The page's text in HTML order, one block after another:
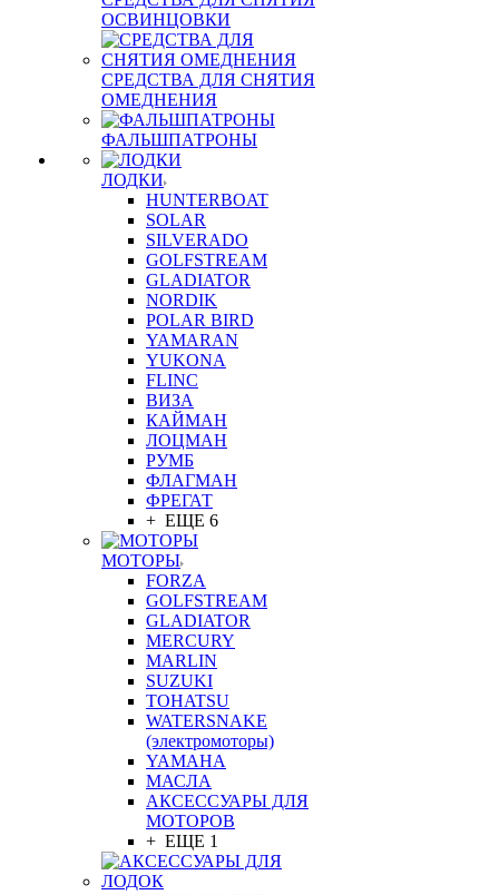
ОСВИНЦОВКИ
СРЕДСТВА ДЛЯ СНЯТИЯ
ОМЕДНЕНИЯ
ФАЛЬШПАТРОНЫ
ЛОДКИ
HUNTERBOAT
SOLAR
SILVERADO
GOLFSTREAM
GLADIATOR
NORDIK
POLAR BIRD
YAMARAN
YUKONA
FLINC
ВИЗА
КАЙМАН
ЛОЦМАН
РУМБ
ФЛАГМАН
ФРЕГАТ
+ ЕЩЕ 6
МОТОРЫ
FORZA
GOLFSTREAM
GLADIATOR
MERCURY
MARLIN
SUZUKI
TOHATSU
WATERSNAKE
(электромоторы)
YAMAHA
МАСЛА
АКСЕССУАРЫ ДЛЯ
МОТОРОВ
+ ЕЩЕ 1